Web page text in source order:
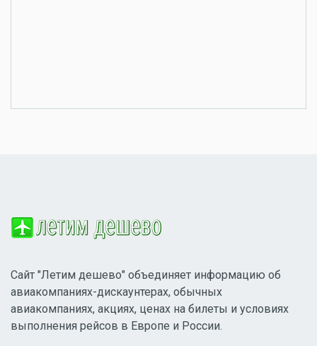
Сайт "Летим дешево" объединяет информацию об
авиакомпаниях-дискаунтерах, обычных
авиакомпаниях, акциях, ценах на билеты и условиях
выполнения рейсов в Европе и России.